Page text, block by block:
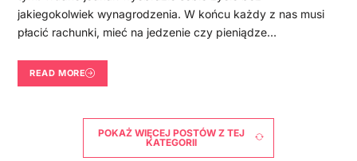
jakiegokolwiek wynagrodzenia. W końcu każdy z nas musi
płacić rachunki, mieć na jedzenie czy pieniądze…
READ MORE
POKAŻ WIĘCEJ POSTÓW Z TEJ
KATEGORII